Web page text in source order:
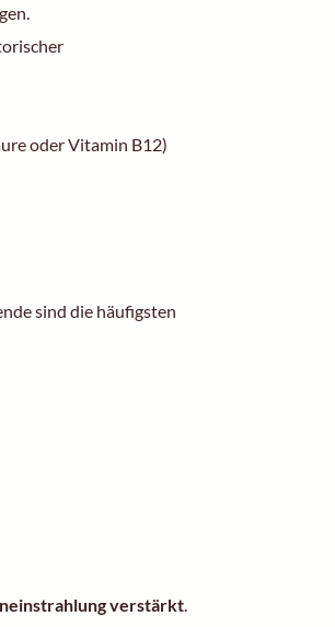
oder Vitamin B12)
sind die häufigsten
verstärkt.